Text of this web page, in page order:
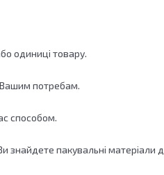
одиниці товару.
потребам.
способом.
знайдете пакувальні матеріали